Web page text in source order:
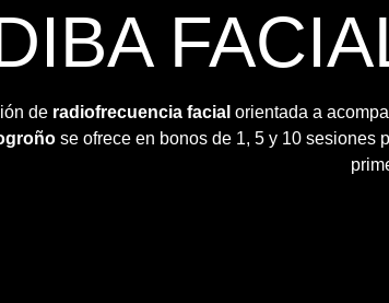
de radiofrecuencia facial orientada a
se ofrece en bonos de 1, 5 y 10 sesiones